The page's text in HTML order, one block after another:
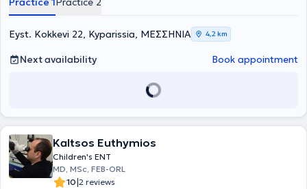
the Otolaryngology Department of Athens General Hospital
Eyst. Kokkevi 22, Kyparissia, ΜΕΣΣΗΝΙΑ 4,2 km
Next availability Book appointment
Kaltsos Euthymios
Children's ENT
MD, MSc, FEB-ORL
10|2 reviews